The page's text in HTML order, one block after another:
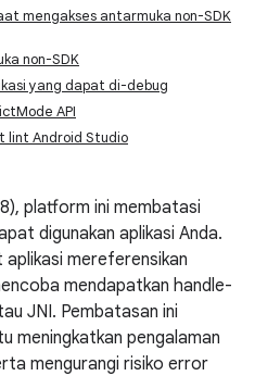
mengakses antarmuka non-SDK
non-SDK
yang dapat di-debug
API
lint Android Studio
platform ini membatasi
digunakan aplikasi Anda.
mereferensikan
mendapatkan handle-
JNI. Pembatasan ini
meningkatkan pengalaman
mengurangi risiko error